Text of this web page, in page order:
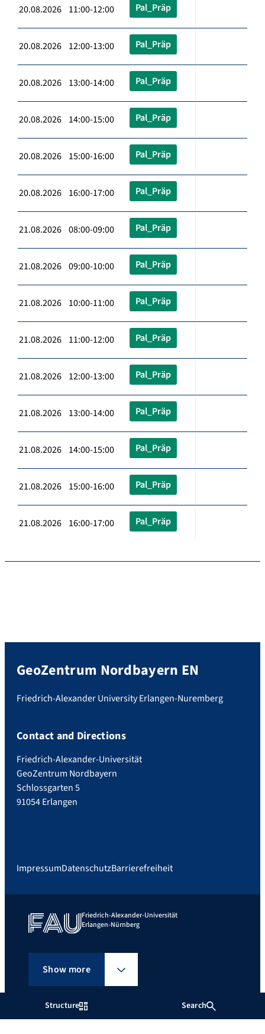
Structure Search
20.08.2026 11:00-12:00 Pal_Präp
20.08.2026 12:00-13:00 Pal_Präp
20.08.2026 13:00-14:00 Pal_Präp
20.08.2026 14:00-15:00 Pal_Präp
20.08.2026 15:00-16:00 Pal_Präp
20.08.2026 16:00-17:00 Pal_Präp
21.08.2026 08:00-09:00 Pal_Präp
21.08.2026 09:00-10:00 Pal_Präp
21.08.2026 10:00-11:00 Pal_Präp
21.08.2026 11:00-12:00 Pal_Präp
21.08.2026 12:00-13:00 Pal_Präp
21.08.2026 13:00-14:00 Pal_Präp
21.08.2026 14:00-15:00 Pal_Präp
21.08.2026 15:00-16:00 Pal_Präp
21.08.2026 16:00-17:00 Pal_Präp
GeoZentrum Nordbayern EN
Friedrich-Alexander University Erlangen-Nuremberg
Contact and Directions
Friedrich-Alexander-Universität
GeoZentrum Nordbayern
Schlossgarten 5
91054 Erlangen
ImpressumDatenschutzBarrierefreiheit
Friedrich-Alexander-Universität
Erlangen-Nürnberg
Show more